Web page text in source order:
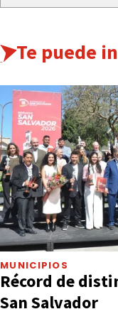
Te puede
MUNICIPIOS
Récord de
San Salvador